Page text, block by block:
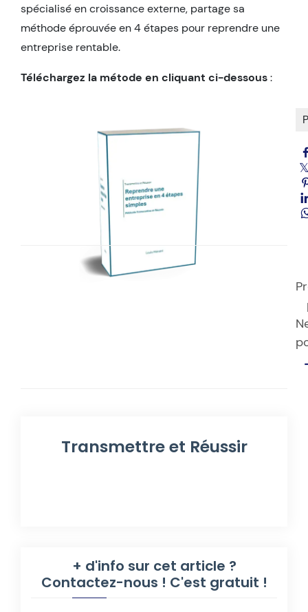
spécialisé en croissance externe, partage sa
méthode éprouvée en 4 étapes pour reprendre une
entreprise rentable.
Téléchargez la métode en cliquant ci-dessous:
Transmettre et Réussir
+ d'info sur cet article ?
Contactez-nous ! C'est gratuit !